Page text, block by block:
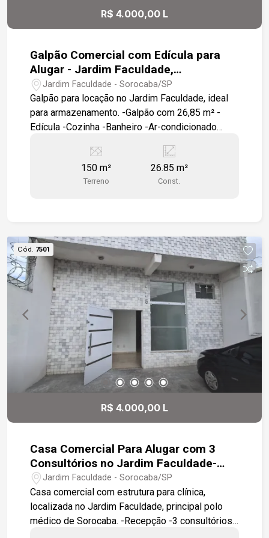
serviços e transporte público, agregando
conveniência para clientes e colaboradores.
potencial deste imóvel para o seu negócio.
R$ 4.000,00 L
Galpão Comercial com Edícula para
Alugar - Jardim Faculdade,
Sorocaba/SP
Jardim Faculdade - Sorocaba/SP
Galpão para locação no Jardim Faculdade, ideal
para armazenamento. -Galpão com 26,85 m² -
Edícula -Cozinha -Banheiro -Ar-condicionado
estoque e apoio operacional, contando com
edícula que oferece praticidade para diversas
atividades comerciais. Próximo a: GPACI -cerca
150 m²
Terreno
26.85 m²
Const.
Cód. 7501
R$ 4.000,00 L
Casa Comercial Para Alugar com 3
Consultórios no Jardim Faculdade-
Sorocaba/SP
Jardim Faculdade - Sorocaba/SP
Casa comercial com estrutura para clínica,
localizada no Jardim Faculdade, principal polo
médico de Sorocaba. -Recepção -3 consultórios